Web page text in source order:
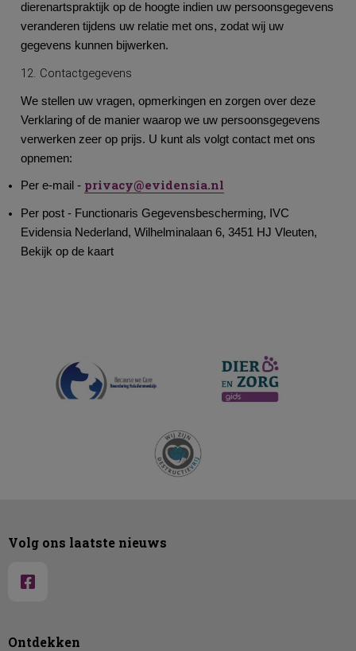
dierenartspraktijk op de hoogte indien uw persoonsgegevens
veranderen tijdens uw relatie met ons, zodat wij uw
gegevens kunnen bijwerken.
12. Contactgegevens
We stellen uw vragen, opmerkingen en zorgen over deze
Verklaring of de manier waarop we uw persoonsgegevens
verwerken zeer op prijs. U kunt als volgt contact met ons
opnemen:
Per e-mail - privacy@evidensia.nl
Per post - Functionaris Gegevensbescherming, IVC
Evidensia Nederland, Wilhelminalaan 6, 3451 HJ Vleuten,
Bekijk op de kaart
Ontdekken
Volg ons laatste nieuws